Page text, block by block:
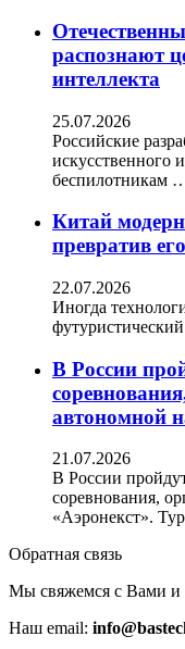
распознают
интеллекта
25.07.2026
Российские
искусственного
беспилотникам
Китай
превратив
22.07.2026
Иногда
В России
автономной
21.07.2026
В России
соревнования,
«Аэронекст».
Обратная связь
Мы свяжемся с Вами и
Наш email: